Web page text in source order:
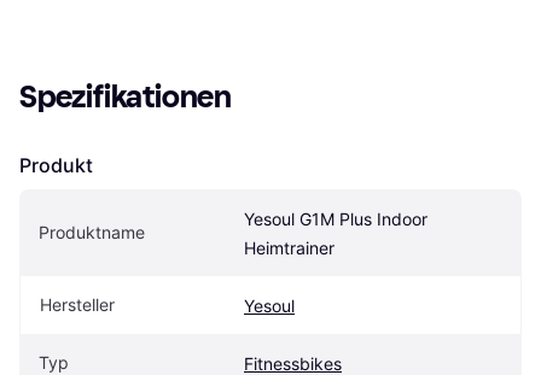
Spezifikationen
Produkt
Produktname
Yesoul G1M Plus Indoor
Heimtrainer
Hersteller Yesoul
Typ Fitnessbikes